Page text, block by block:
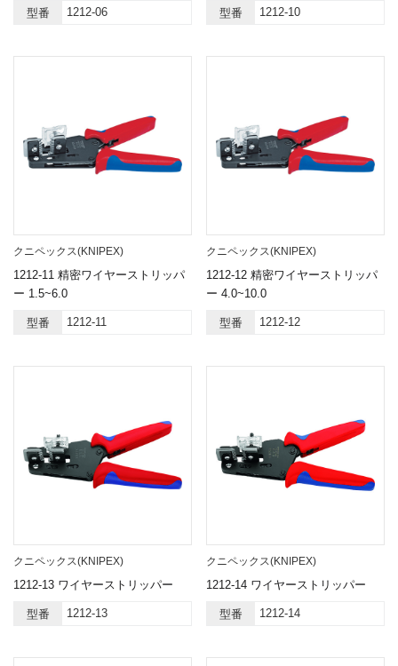
型番 1212-06 型番 1212-10
クニペックス(KNIPEX)
1212-11 精密ワイヤーストリッパ
ー 1.5~6.0
型番 1212-11
クニペックス(KNIPEX)
1212-12 精密ワイヤーストリッパ
ー 4.0~10.0
型番 1212-12
クニペックス(KNIPEX)
1212-13 ワイヤーストリッパー
型番 1212-13
クニペックス(KNIPEX)
1212-14 ワイヤーストリッパー
型番 1212-14